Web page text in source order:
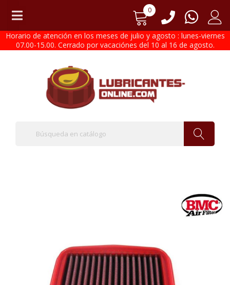
0
Horario de atención en los meses de julio y agosto : lunes-viernes
07.00-15.00. Cerrado por vacaciónes del 10 al 16 de agosto.